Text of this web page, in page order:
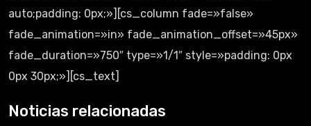
auto;padding: 0px;»][cs_column fade=»false»
fade_animation=»in» fade_animation_offset=»45px»
fade_duration=»750″ type=»1/1″ style=»padding: 0px
0px 30px;»][cs_text]
Noticias relacionadas